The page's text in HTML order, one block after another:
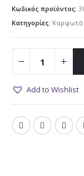
Κωδικός προϊόντος:
Κατηγορίες: Καρφωτά
Add to Wishlist